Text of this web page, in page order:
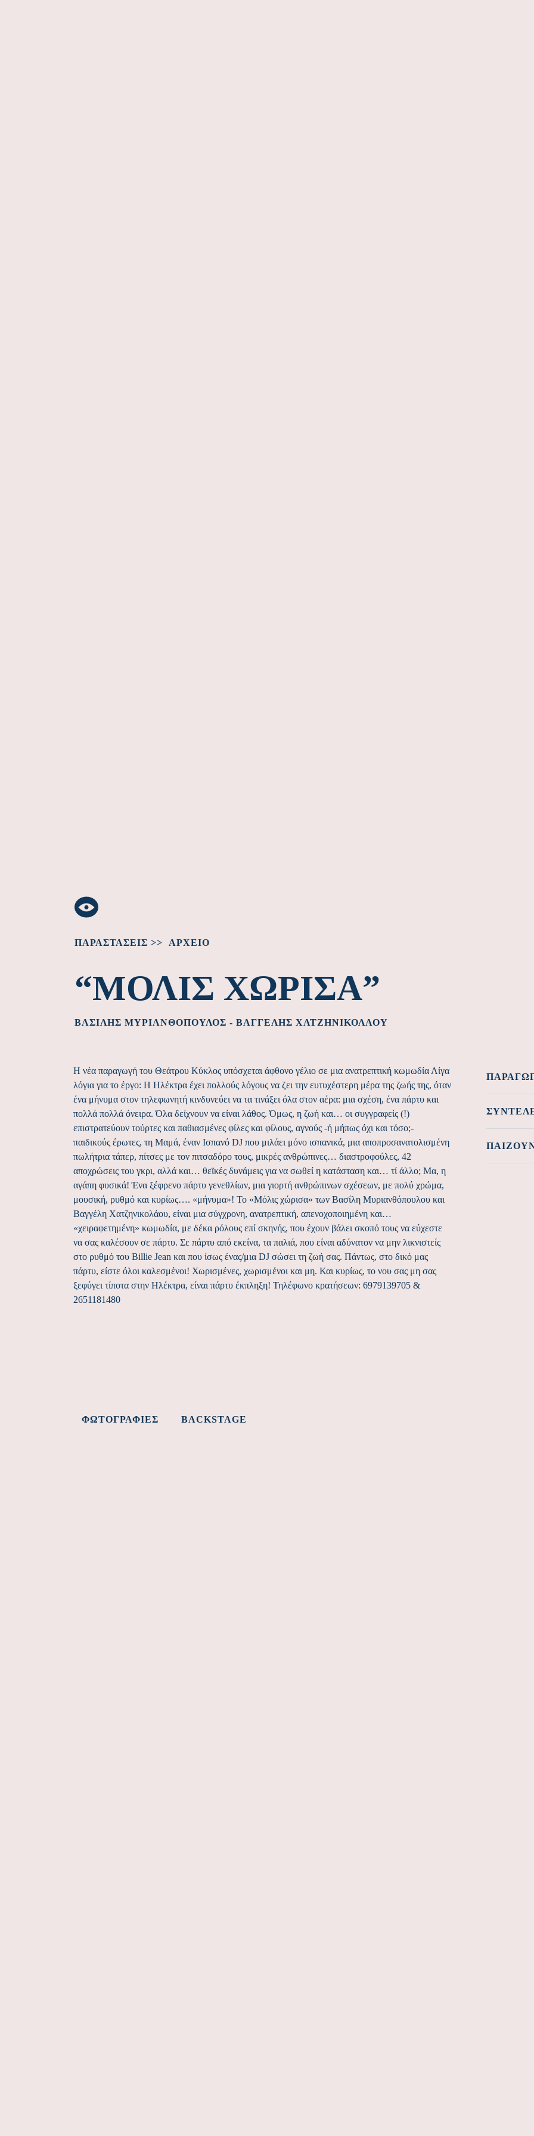
ΠΑΡΑΣΤΆΣΕΙΣ >> ΑΡΧΕΊΟ
“ΜΌΛΙΣ ΧΏΡΙΣΑ”
ΒΑΣΊΛΗΣ ΜΥΡΙΑΝΘΌΠΟΥΛΟΣ - ΒΑΓΓΈΛΗΣ ΧΑΤΖΗΝΙΚΟΛΆΟΥ
Η νέα παραγωγή του Θεάτρου Κύκλος υπόσχεται άφθονο γέλιο σε μια ανατρεπτική κωμωδία Λίγα
λόγια για το έργο: Η Ηλέκτρα έχει πολλούς λόγους να ζει την ευτυχέστερη μέρα της ζωής της, όταν
ένα μήνυμα στον τηλεφωνητή κινδυνεύει να τα τινάξει όλα στον αέρα: μια σχέση, ένα πάρτυ και
πολλά πολλά όνειρα. Όλα δείχνουν να είναι λάθος. Όμως, η ζωή και… οι συγγραφείς (!)
επιστρατεύουν τούρτες και παθιασμένες φίλες και φίλους, αγνούς -ή μήπως όχι και τόσο;-
παιδικούς έρωτες, τη Μαμά, έναν Ισπανό DJ που μιλάει μόνο ισπανικά, μια αποπροσανατολισμένη
πωλήτρια τάπερ, πίτσες με τον πιτσαδόρο τους, μικρές ανθρώπινες… διαστροφούλες, 42
αποχρώσεις του γκρι, αλλά και… θεϊκές δυνάμεις για να σωθεί η κατάσταση και… τί άλλο; Μα, η
αγάπη φυσικά! Ένα ξέφρενο πάρτυ γενεθλίων, μια γιορτή ανθρώπινων σχέσεων, με πολύ χρώμα,
μουσική, ρυθμό και κυρίως…. «μήνυμα»! Το «Μόλις χώρισα» των Βασίλη Μυριανθόπουλου και
Βαγγέλη Χατζηνικολάου, είναι μια σύγχρονη, ανατρεπτική, απενοχοποιημένη και…
«χειραφετημένη» κωμωδία, με δέκα ρόλους επί σκηνής, που έχουν βάλει σκοπό τους να εύχεστε
να σας καλέσουν σε πάρτυ. Σε πάρτυ από εκείνα, τα παλιά, που είναι αδύνατον να μην λικνιστείς
στο ρυθμό του Billie Jean και που ίσως ένας/μια DJ σώσει τη ζωή σας. Πάντως, στο δικό μας
πάρτυ, είστε όλοι καλεσμένοι! Χωρισμένες, χωρισμένοι και μη. Και κυρίως, το νου σας μη σας
ξεφύγει τίποτα στην Ηλέκτρα, είναι πάρτυ έκπληξη! Τηλέφωνο κρατήσεων: 6979139705 &
2651181480
ΦΩΤΟΓΡΑΦΊΕΣ BACKSTAGE